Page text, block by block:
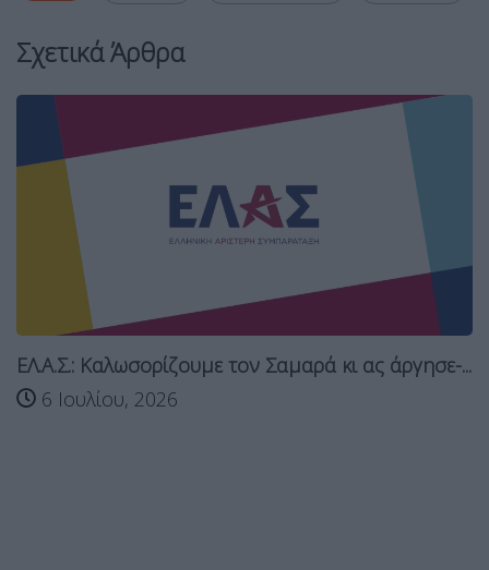
Σχετικά Άρθρα
ΕΛ.Α.Σ.: Καλωσορίζουμε τον Σαμαρά κι ας άργησε-...
6 Ιουλίου, 2026